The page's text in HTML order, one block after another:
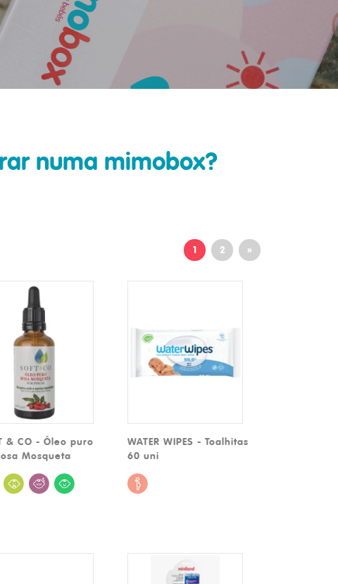
numa mimobox?
1 2 »
& CO - Óleo puro
Mosqueta
WATER WIPES - Toalhitas
60 uni